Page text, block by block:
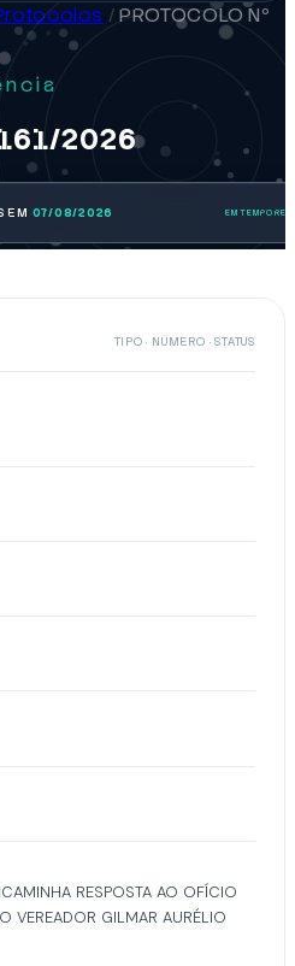
/PROTOCOLO Nº
161/2026
EM 07/08/2026
TIPO · NÚMERO · STATUS
RESPOSTA AO OFÍCIO
VEREADOR GILMAR AURÉLIO